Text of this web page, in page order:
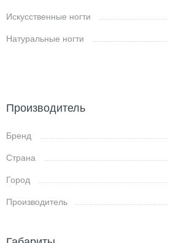
Искусственные ногти
Натуральные ногти
Производитель
Бренд
Страна
Город
Производитель